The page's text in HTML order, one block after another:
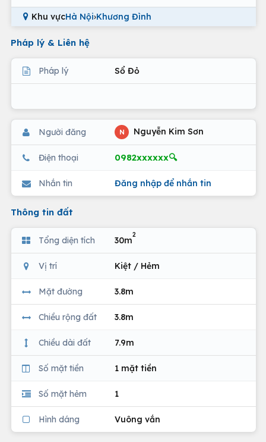
Khu vựcHà Nội›Khương Đình
Pháp lý & Liên hệ
Pháp lý Sổ Đỏ
Người đăng N Nguyễn Kim Sơn
Điện thoại 0982xxxxxx🔍
Nhắn tin Đăng nhập để nhắn tin
Thông tin đất
Tổng diện tích 30m
2
Vị trí Kiệt / Hẻm
Mặt đường 3.8m
Chiều rộng đất 3.8m
Chiều dài đất 7.9m
Số mặt tiền 1 mặt tiền
Số mặt hẻm 1
Hình dáng Vuông vắn